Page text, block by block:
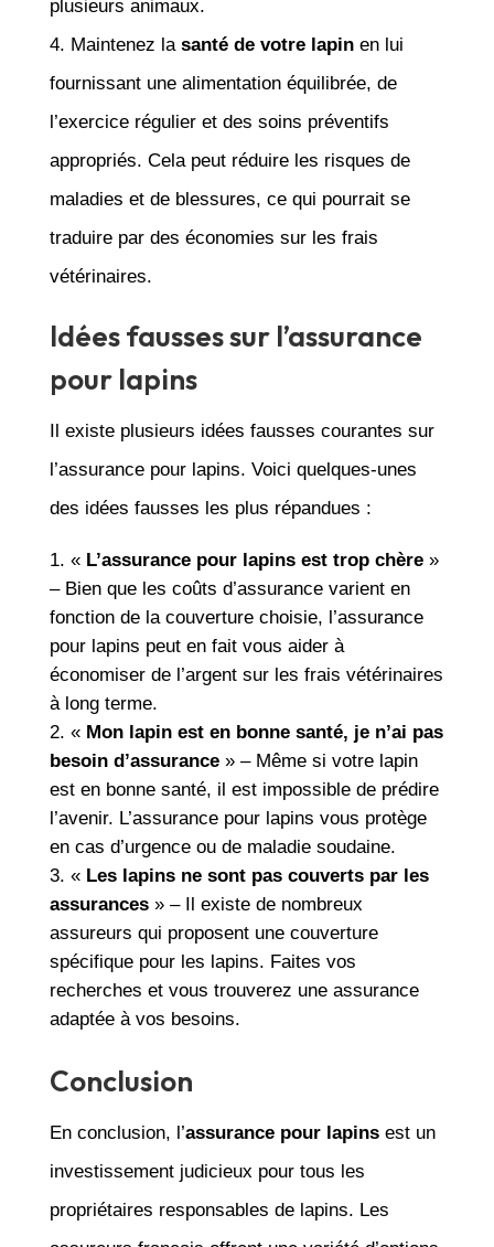
plusieurs animaux.
4. Maintenez la santé de votre lapinen lui
fournissant une alimentation équilibrée, de
l’exercice régulier et des soins préventifs
appropriés. Cela peut réduire les risques de
maladies et de blessures, ce qui pourrait se
traduire par des économies sur les frais
vétérinaires.
Idées fausses sur l’assurance
pour lapins
Il existe plusieurs idées fausses courantes sur
l’assurance pour lapins. Voici quelques-unes
des idées fausses les plus répandues :
« L’assurance pour lapins est trop chère»
– Bien que les coûts d’assurance varient en
fonction de la couverture choisie, l’assurance
pour lapins peut en fait vous aider à
économiser de l’argent sur les frais vétérinaires
à long terme.
« Mon lapin est en bonne santé, je n’ai pas
besoin d’assurance» – Même si votre lapin
est en bonne santé, il est impossible de prédire
l’avenir. L’assurance pour lapins vous protège
en cas d’urgence ou de maladie soudaine.
« Les lapins ne sont pas couverts par les
assurances» – Il existe de nombreux
assureurs qui proposent une couverture
spécifique pour les lapins. Faites vos
recherches et vous trouverez une assurance
adaptée à vos besoins.
Conclusion
En conclusion, l’assurance pour lapinsest un
investissement judicieux pour tous les
propriétaires responsables de lapins. Les